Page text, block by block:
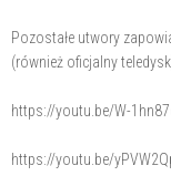
Pozostałe utwory
(również oficjalny
https://youtu.be/W-
https://youtu.be/